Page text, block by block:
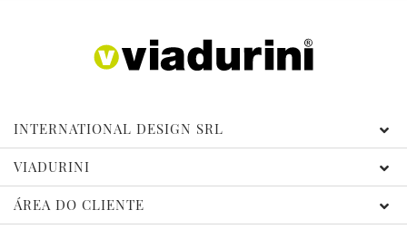
INTERNATIONAL DESIGN SRL
VIADURINI
ÁREA DO CLIENTE